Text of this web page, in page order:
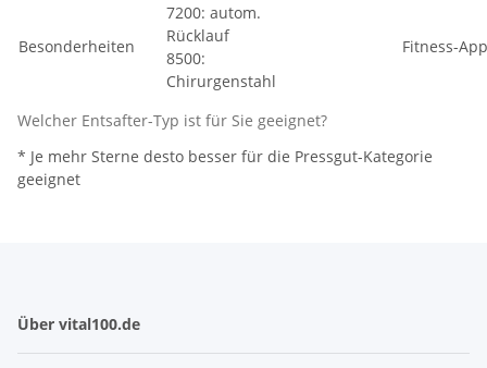
Welcher Entsafter-Typ ist für Sie geeignet?
Besonderheiten
7200: autom.
Rücklauf
8500:
Chirurgenstahl
Fitness-App
* Je mehr Sterne desto besser für die Pressgut-Kategorie
geeignet
Über vital100.de